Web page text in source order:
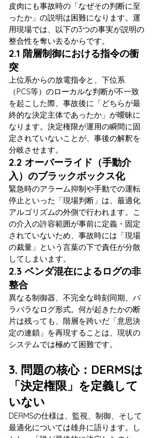
皮肉にも事故時の「なぜその判断に至
ったか」の説明は困難になります。運
用現場では、以下の3つの事実が説明の
整合性を奪い去るからです。
2.1 階層制御における指令の衝
突
上位系からの放電指令と、下位系
（PCS等）のローカルな判断が不一致
を起こした際、事故後に「どちらが最
終的な決定主体であったか」が曖昧に
なります。決定権限が運用の瞬間に固
定されていないことが、事後の解釈を
分岐させます。
2.2 オーバーライド（手動介
入）のブラックボックス化
緊急時のアラーム抑制や手動での運転
停止といった「現場判断」は、最適化
アルゴリズムの外側で行われます。こ
の介入の許容範囲が事前に定義・固定
されていないため、事故時には「現場
の裁量」という言葉の下で責任が分散
してしまいます。
2.3 ベンダ混在によるログの非
整合
異なる制御器、不完全な時刻同期、バ
ラバラなログ形式。何が起きたかの断
片は残っても、階層を跨いだ「意思決
定の連鎖」を再現することは、現状の
システムでは極めて困難です。
3. 問題の核心：DERMSは
「決定権限」を定義して
いない
DERMSの仕様は、監視、制御、そして
最適化については雄弁に語ります。し